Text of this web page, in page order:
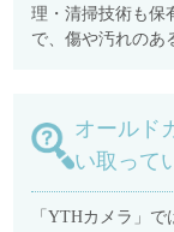
理・清掃技術も保
で、傷や汚れのあ
オールド
い取って
「YTHカメラ」